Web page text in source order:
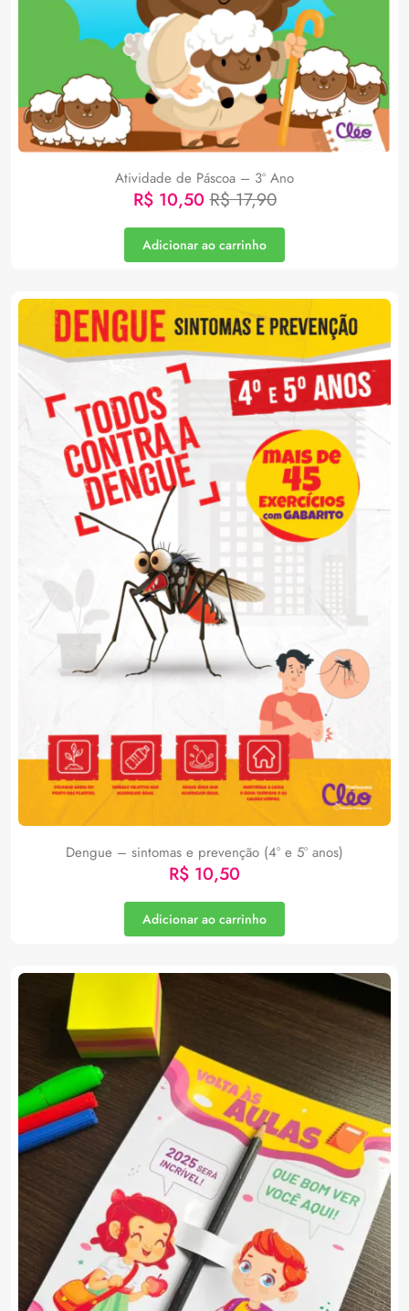
Atividade de Páscoa – 3º Ano
R$10,50 R$17,90
Adicionar ao carrinho
Dengue – sintomas e prevenção (4° e 5° anos)
R$ 10,50
Adicionar ao carrinho